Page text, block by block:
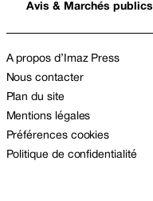
Avis & Marchés publics
A propos d’Imaz Press
Nous contacter
Plan du site
Mentions légales
Préférences cookies
Politique de confidentialité